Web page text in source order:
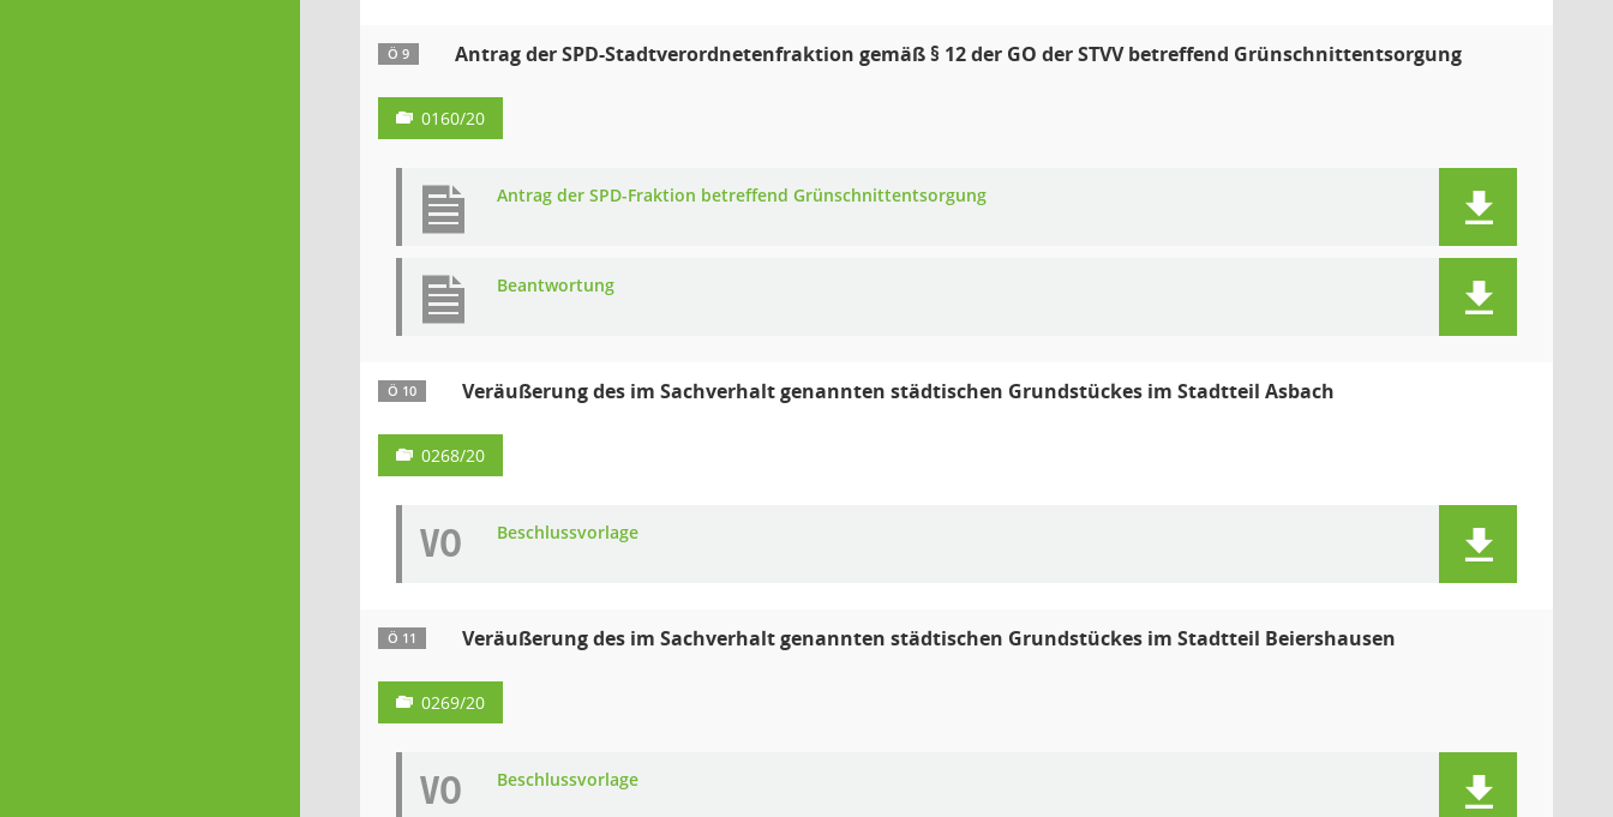
Ö 9 Antrag der SPD-Stadtverordnetenfraktion gemäß § 12 der GO der STVV betreffend Grünschnittentsorgung
0160/20
Antrag der SPD-Fraktion betreffend Grünschnittentsorgung
Beantwortung
Ö 10 Veräußerung des im Sachverhalt genannten städtischen Grundstückes im Stadtteil Asbach
0268/20
VO Beschlussvorlage
Ö 11 Veräußerung des im Sachverhalt genannten städtischen Grundstückes im Stadtteil Beiershausen
0269/20
VO Beschlussvorlage